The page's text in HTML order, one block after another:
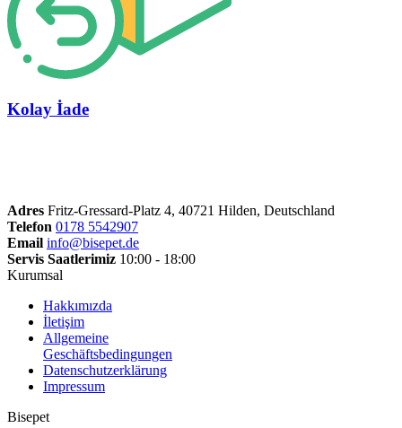
Kolay İade
Adres Fritz-Gressard-Platz 4, 40721 Hilden, Deutschland
Telefon 0178 5542907
Email info@bisepet.de
Servis Saatlerimiz 10:00 - 18:00
Kurumsal
Hakkımızda
İletişim
Allgemeine
Geschäftsbedingungen
Datenschutzerklärung
Impressum
Bisepet